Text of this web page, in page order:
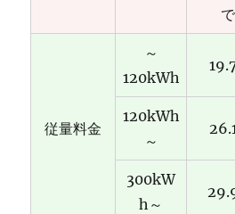
で
従量料金
～
120kWh
120kWh
～
300kW
h～